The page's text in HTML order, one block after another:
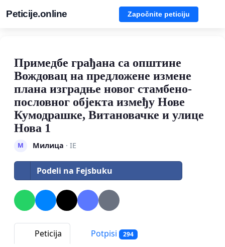
Peticije.online Započnite peticiju
Примедбе грађана са општине
Вождовац на предложене измене
плана изградње новог стамбено-
пословног објекта између Нове
Кумодрашке, Витановачке и улице
Нова 1
М Милица · IE
Podeli na Fejsbuku
Peticija Potpisi 294